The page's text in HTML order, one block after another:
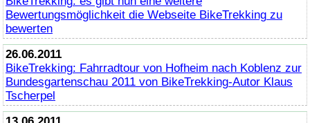
Bewertungsmöglichkeit die Webseite BikeTrekking zu
bewerten
26.06.2011
BikeTrekking: Fahrradtour von Hofheim nach Koblenz zur
Bundesgartenschau 2011 von BikeTrekking-Autor Klaus
Tscherpel